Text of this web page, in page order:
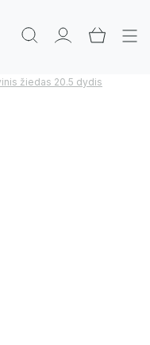
žiedas 20.5 dydis